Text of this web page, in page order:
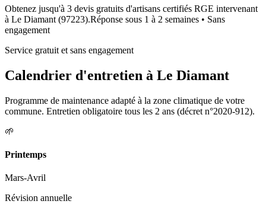
Obtenez jusqu'à 3 devis gratuits d'artisans certifiés RGE intervenant
à Le Diamant (97223).Réponse sous 1 à 2 semaines • Sans
engagement
Service gratuit et sans engagement
Calendrier d'entretien à Le Diamant
Programme de maintenance adapté à la zone climatique de votre
commune. Entretien obligatoire tous les 2 ans (décret n°2020-912).
🌱
Printemps
Mars-Avril
Révision annuelle